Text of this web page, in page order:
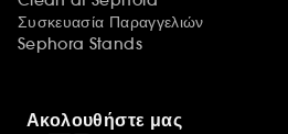
Συσκευασία Παραγγελιών
Sephora Stands
Ακολουθήστε μας